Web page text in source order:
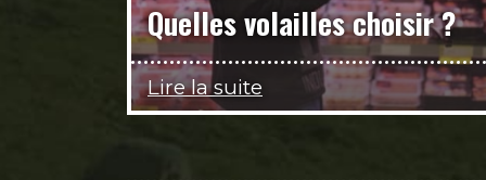
Quelles volailles choisir ?
Lire la suite